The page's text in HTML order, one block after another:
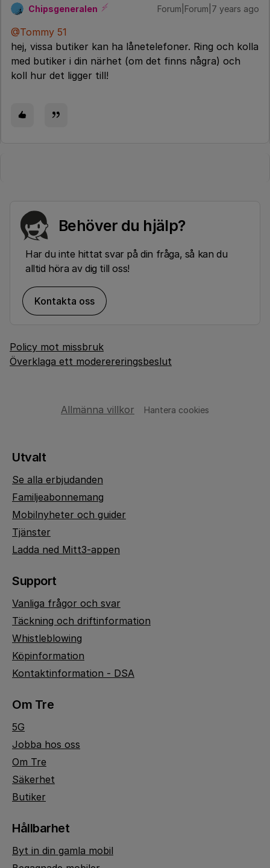
Chipsgeneralen Forum|Forum|7 years ago
@Tommy 51
hej, vissa butiker kan ha lånetelefoner. Ring och kolla
med butiker i din närhet (om det finns några) och
koll hur det ligger till!
Behöver du hjälp?
Har du inte hittat svar på din fråga, så kan du
alltid höra av dig till oss!
Kontakta oss
Policy mot missbruk
Överklaga ett moderereringsbeslut
Allmänna villkor Hantera cookies
Utvalt
Se alla erbjudanden
Familjeabonnemang
Mobilnyheter och guider
Tjänster
Ladda ned Mitt3-appen
Support
Vanliga frågor och svar
Täckning och driftinformation
Whistleblowing
Köpinformation
Kontaktinformation - DSA
Om Tre
5G
Jobba hos oss
Om Tre
Säkerhet
Butiker
Hållbarhet
Byt in din gamla mobil